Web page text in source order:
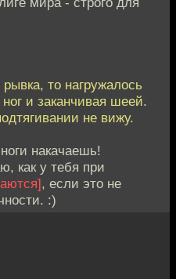
то нагружалось
и заканчивая шеей.
не вижу.
накачаешь!
как у тебя при
, если это не
:)